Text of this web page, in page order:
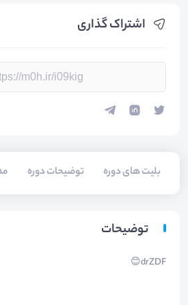
اشتراک گذاری
بلیت های دوره توضیحات دوره
توضیحات
drZDF😊